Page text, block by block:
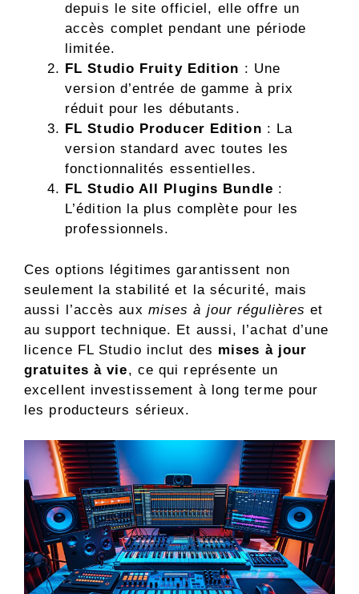
depuis le site officiel, elle offre un
accès complet pendant une période
limitée.
FL Studio Fruity Edition : Une
version d’entrée de gamme à prix
réduit pour les débutants.
FL Studio Producer Edition : La
version standard avec toutes les
fonctionnalités essentielles.
FL Studio All Plugins Bundle :
L’édition la plus complète pour les
professionnels.
Ces options légitimes garantissent non
seulement la stabilité et la sécurité, mais
aussi l’accès aux mises à jour régulières et
au support technique. Et aussi, l’achat d’une
licence FL Studio inclut des mises à jour
gratuites à vie, ce qui représente un
excellent investissement à long terme pour
les producteurs sérieux.